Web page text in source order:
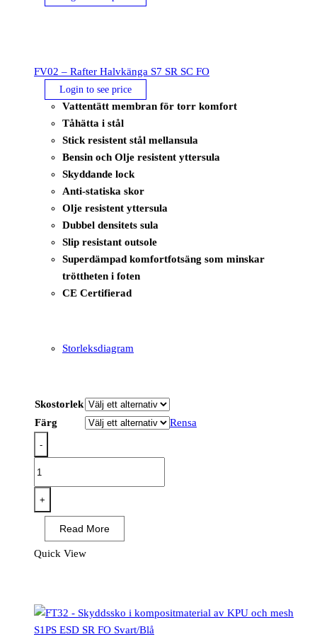
FV02 – Rafter Halvkänga S7 SR SC FO
Login to see price
Vattentätt membran för torr komfort
Tåhätta i stål
Stick resistent stål mellansula
Bensin och Olje resistent yttersula
Skyddande lock
Anti-statiska skor
Olje resistent yttersula
Dubbel densitets sula
Slip resistant outsole
Superdämpad komfortfotsäng som minskar
tröttheten i foten
CE Certifierad
Storleksdiagram
Skostorlek
Färg
Rensa
-
Rafter
Halvkänga
SR
+
Read More
Quick View